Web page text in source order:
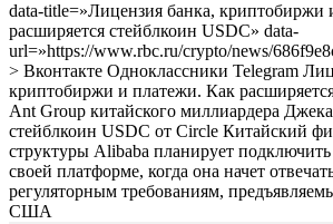
data-title=»Лицензия банка, криптобиржи
расширяется стейблкоин USDС» data-
url=»https://www.rbc.ru/crypto/news/
> Вконтакте Одноклассники Telegram
криптобиржи и платежи. Как
Ant Group китайского миллиардера
стейблкоин USDC от Circle Китайский
структуры Alibaba планирует
своей платформе, когда она начет
регуляторным требованиям,
США